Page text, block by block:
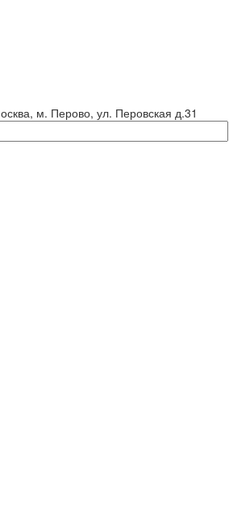
м. Перово, ул. Перовская д.31